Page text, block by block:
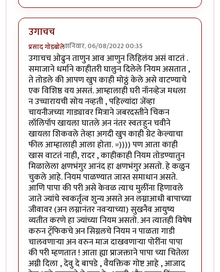
उगाचच
प्रसाद गोडबोलेशनिवार, 06/08/2022 00:35
उगाचच ओढुन ताणुन आव आणुन लिहिलंय असं वाटतं .
समाजाने धर्माने काहीतरी घालुन दिलेले नियम असतात ,
ते तोडले की आपण खुप काही मोठ्ठं केले असे वाटण्याचे
एक विशिष्ठ वय असतं. आम्हालाही घरी नॉनव्हेज मधला
न उच्चारायची सोय नव्हती , पहिल्यांदा जेंव्हा
चायनीजच्या गाड्यावर मित्राने जबरदस्तीने चिकन
लॉलिपॉप खायला घातले अन नंतर स्वतःहुन चवीने
खायला शिकवले तेव्हा अगदी खुप काही ग्रेट केल्याचा
फील आम्हालाही आला होता. =)))) पण आता काही
खास वाटतं नाही, रादर , काहीकाही नियम तोडण्यातुन
मिळालेला क्षणभंगुर आनंद हा क्षणभंगुर असतो. हे कळुन
चुकले आहे. नियम पाळण्यात जास्त समाधान असते.
आणि पापा की परी असे केवळ त्याच मुलींना हिणावले
जाते ज्यांचे स्वकर्तृत्व शुन्य असते अन लग्नाआधी बापाच्या
जीवावर (अन लग्नानंतर नवर्‍याच्या) सुखनैव आयुष्य
व्यतीत करणे हा ज्यांच्या नियम असतो. अन त्यातही विषेष
करुन ट्रॅफिकचे अन सिग्नलचे नियम न पाळता गाडी
चालवणार्‍या अन वरुन माज दाखवणार्‍या पोरींना पापा
की परी म्हणतात ! आता ह्या प्राजक्ताने पापा च्या चितेला
अग्नी दिला , देवु दे बापडे , वैयक्तिक गोष्ट आहे , आजाद